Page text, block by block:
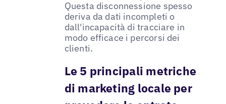
Questa disconnessione spesso
deriva da dati incompleti o
dall'incapacità di tracciare in
modo efficace i percorsi dei
clienti.
Le 5 principali metriche
di marketing locale per